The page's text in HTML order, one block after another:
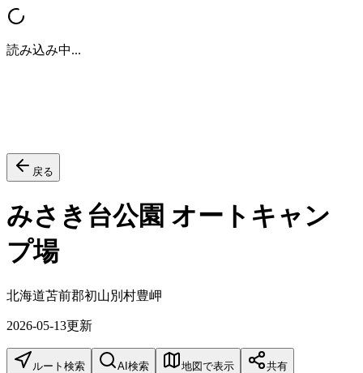
読み込み中...
戻る
みさき台公園 オートキャン
プ場
北海道苫前郡初山別村豊岬
2026-05-13更新
ルート検索 AI検索 地図で表示 共有